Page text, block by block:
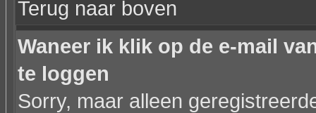
Terug naar boven
Waneer ik klik op de e-mail
te loggen
Sorry, maar alleen